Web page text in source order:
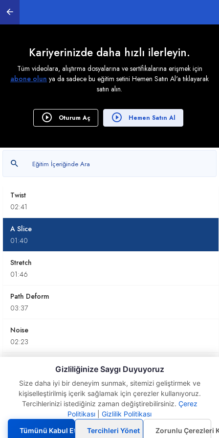
Kariyerinizde daha hızlı ilerleyin.
Tüm videolara, alıştırma dosyalarına ve sertifikalarına erişmek için
abone olun ya da sadece bu eğitim setini Hemen Satın Al'a tıklayarak
satın alın.
Oturum Aç Hemen Satın Al
Melt
01:06
Shell
Twist
02:41
A Slice
01:40
Stretch
01:46
Path Deform
03:37
Noise
02:23
Sweep
04:58
CrossSection
Slice
Gizliliğinize Saygı Duyuyoruz
Size daha iyi bir deneyim sunmak, sitemizi geliştirmek ve
kişiselleştirilmiş içerik sağlamak için çerezler kullanıyoruz.
Tercihlerinizi istediğiniz zaman değiştirebilirsiniz. Çerez
Politikası
Gizlilik Politikası
Tümünü Kabul Et
Tercihleri Yönet Zorunlu Çerezleri